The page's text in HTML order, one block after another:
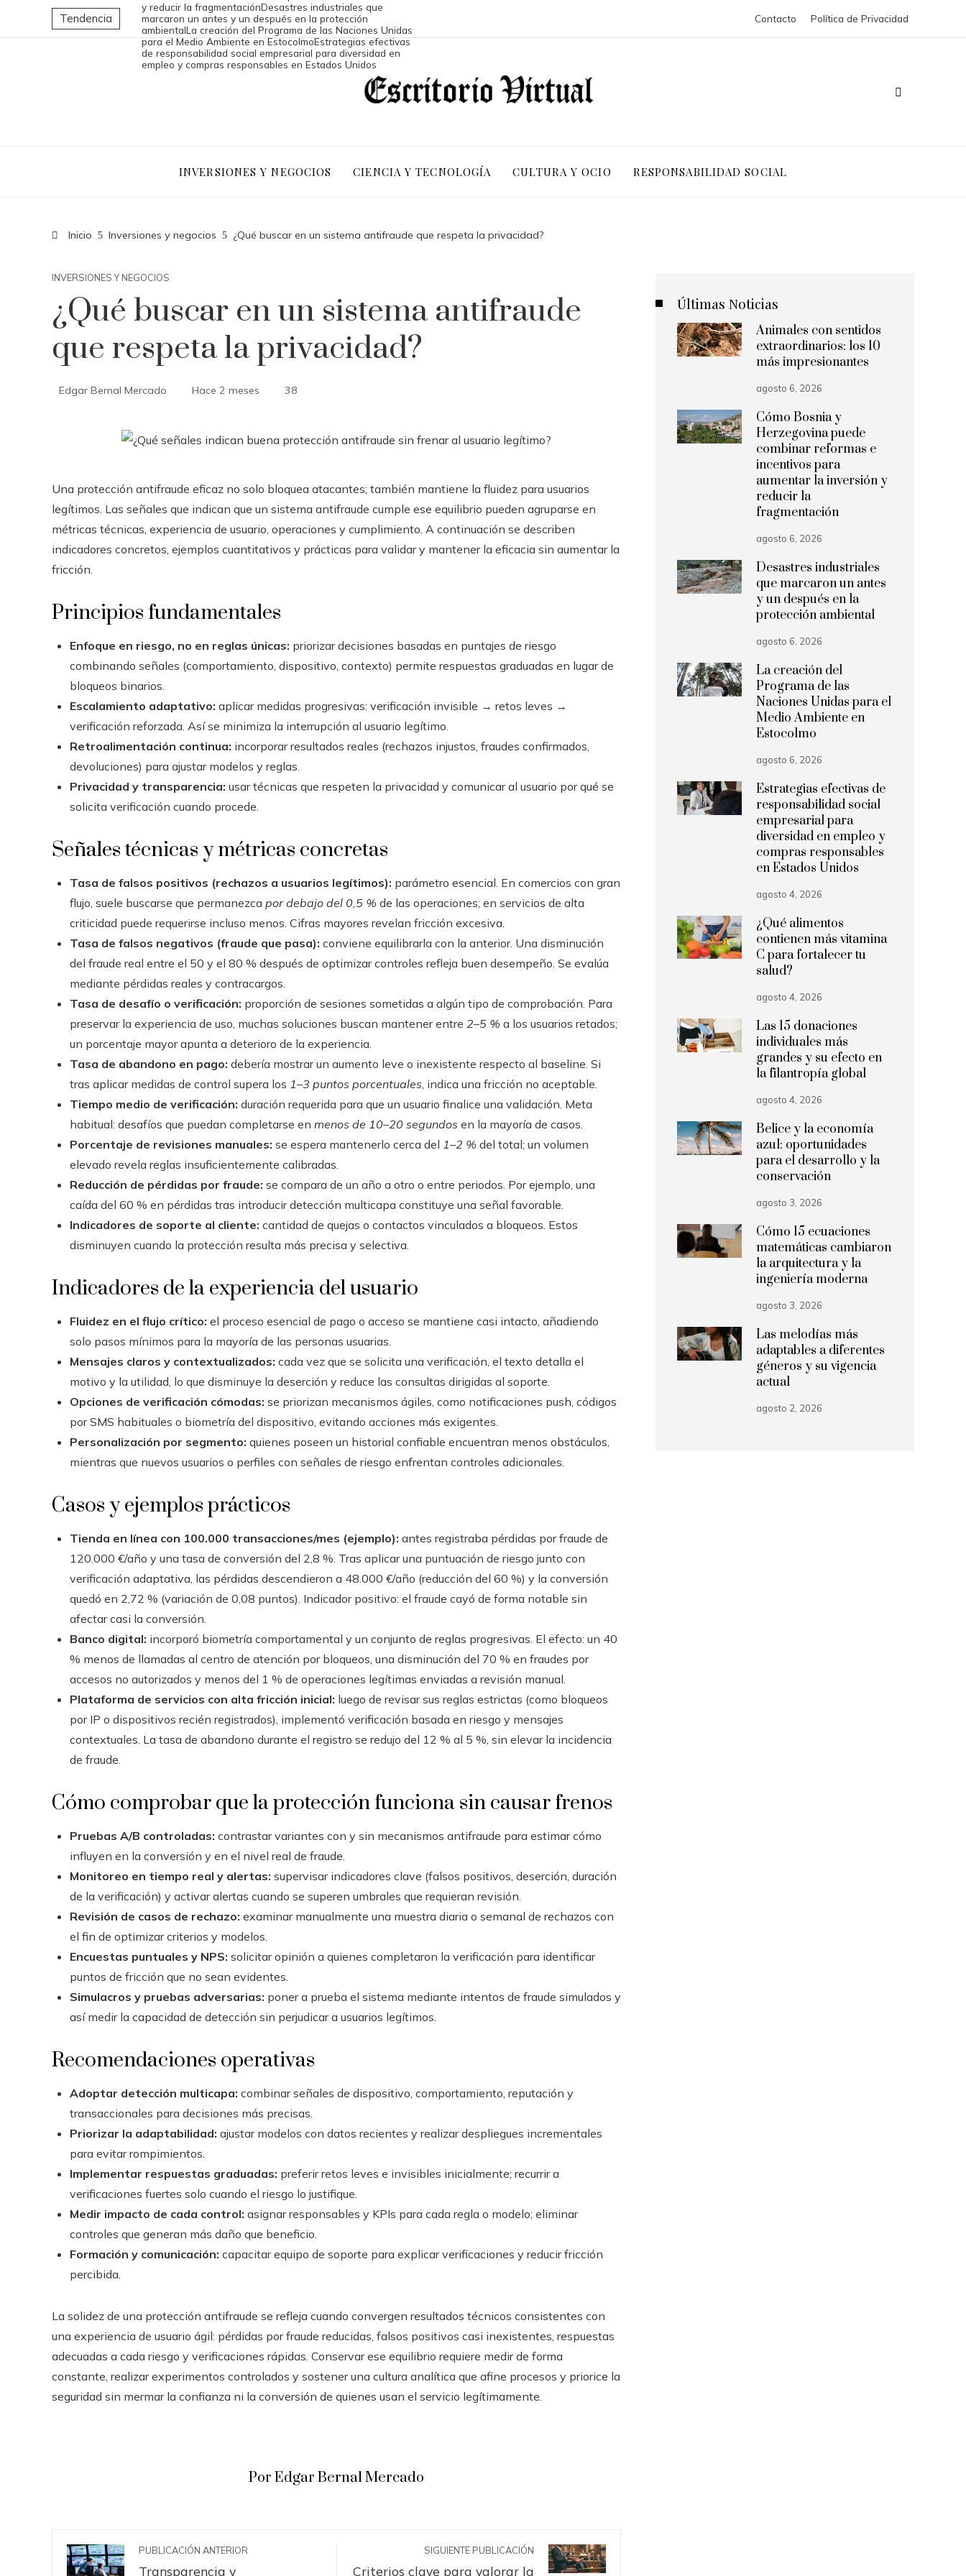
Tendencia
y reducir la fragmentaciónDesastres industriales que
marcaron un antes y un después en la protección
ambientalLa creación del Programa de las Naciones Unidas
para el Medio Ambiente en EstocolmoEstrategias efectivas
de responsabilidad social empresarial para diversidad en
empleo y compras responsables en Estados Unidos
Contacto Política de Privacidad
INVERSIONES Y NEGOCIOS CIENCIA Y TECNOLOGÍA CULTURA Y OCIO RESPONSABILIDAD SOCIAL
Inicio Inversiones y negocios ¿Qué buscar en un sistema antifraude que respeta la privacidad?
INVERSIONES Y NEGOCIOS
¿Qué buscar en un sistema antifraude
que respeta la privacidad?
Edgar Bernal Mercado Hace 2 meses 38
Una protección antifraude eficaz no solo bloquea atacantes; también mantiene la fluidez para usuarios
legítimos. Las señales que indican que un sistema antifraude cumple ese equilibrio pueden agruparse en
métricas técnicas, experiencia de usuario, operaciones y cumplimiento. A continuación se describen
indicadores concretos, ejemplos cuantitativos y prácticas para validar y mantener la eficacia sin aumentar la
fricción.
Principios fundamentales
Enfoque en riesgo, no en reglas únicas: priorizar decisiones basadas en puntajes de riesgo
combinando señales (comportamiento, dispositivo, contexto) permite respuestas graduadas en lugar de
bloqueos binarios.
Escalamiento adaptativo: aplicar medidas progresivas: verificación invisible → retos leves →
verificación reforzada. Así se minimiza la interrupción al usuario legítimo.
Retroalimentación continua: incorporar resultados reales (rechazos injustos, fraudes confirmados,
devoluciones) para ajustar modelos y reglas.
Privacidad y transparencia: usar técnicas que respeten la privacidad y comunicar al usuario por qué se
solicita verificación cuando procede.
Señales técnicas y métricas concretas
Tasa de falsos positivos (rechazos a usuarios legítimos): parámetro esencial. En comercios con gran
flujo, suele buscarse que permanezca por debajo del 0,5 % de las operaciones; en servicios de alta
criticidad puede requerirse incluso menos. Cifras mayores revelan fricción excesiva.
Tasa de falsos negativos (fraude que pasa): conviene equilibrarla con la anterior. Una disminución
del fraude real entre el 50 y el 80 % después de optimizar controles refleja buen desempeño. Se evalúa
mediante pérdidas reales y contracargos.
Tasa de desafío o verificación: proporción de sesiones sometidas a algún tipo de comprobación. Para
preservar la experiencia de uso, muchas soluciones buscan mantener entre 2–5 % a los usuarios retados;
un porcentaje mayor apunta a deterioro de la experiencia.
Tasa de abandono en pago: debería mostrar un aumento leve o inexistente respecto al baseline. Si
tras aplicar medidas de control supera los 1–3 puntos porcentuales, indica una fricción no aceptable.
Tiempo medio de verificación: duración requerida para que un usuario finalice una validación. Meta
habitual: desafíos que puedan completarse en menos de 10–20 segundos en la mayoría de casos.
Porcentaje de revisiones manuales: se espera mantenerlo cerca del 1–2 % del total; un volumen
elevado revela reglas insuficientemente calibradas.
Reducción de pérdidas por fraude: se compara de un año a otro o entre periodos. Por ejemplo, una
caída del 60 % en pérdidas tras introducir detección multicapa constituye una señal favorable.
Indicadores de soporte al cliente: cantidad de quejas o contactos vinculados a bloqueos. Estos
disminuyen cuando la protección resulta más precisa y selectiva.
Indicadores de la experiencia del usuario
Fluidez en el flujo crítico: el proceso esencial de pago o acceso se mantiene casi intacto, añadiendo
solo pasos mínimos para la mayoría de las personas usuarias.
Mensajes claros y contextualizados: cada vez que se solicita una verificación, el texto detalla el
motivo y la utilidad, lo que disminuye la deserción y reduce las consultas dirigidas al soporte.
Opciones de verificación cómodas: se priorizan mecanismos ágiles, como notificaciones push, códigos
por SMS habituales o biometría del dispositivo, evitando acciones más exigentes.
Personalización por segmento: quienes poseen un historial confiable encuentran menos obstáculos,
mientras que nuevos usuarios o perfiles con señales de riesgo enfrentan controles adicionales.
Casos y ejemplos prácticos
Tienda en línea con 100.000 transacciones/mes (ejemplo): antes registraba pérdidas por fraude de
120.000 €/año y una tasa de conversión del 2,8 %. Tras aplicar una puntuación de riesgo junto con
verificación adaptativa, las pérdidas descendieron a 48.000 €/año (reducción del 60 %) y la conversión
quedó en 2,72 % (variación de 0,08 puntos). Indicador positivo: el fraude cayó de forma notable sin
afectar casi la conversión.
Banco digital: incorporó biometría comportamental y un conjunto de reglas progresivas. El efecto: un 40
% menos de llamadas al centro de atención por bloqueos, una disminución del 70 % en fraudes por
accesos no autorizados y menos del 1 % de operaciones legítimas enviadas a revisión manual.
Plataforma de servicios con alta fricción inicial: luego de revisar sus reglas estrictas (como bloqueos
por IP o dispositivos recién registrados), implementó verificación basada en riesgo y mensajes
contextuales. La tasa de abandono durante el registro se redujo del 12 % al 5 %, sin elevar la incidencia
de fraude.
Cómo comprobar que la protección funciona sin causar frenos
Pruebas A/B controladas: contrastar variantes con y sin mecanismos antifraude para estimar cómo
influyen en la conversión y en el nivel real de fraude.
Monitoreo en tiempo real y alertas: supervisar indicadores clave (falsos positivos, deserción, duración
de la verificación) y activar alertas cuando se superen umbrales que requieran revisión.
Revisión de casos de rechazo: examinar manualmente una muestra diaria o semanal de rechazos con
el fin de optimizar criterios y modelos.
Encuestas puntuales y NPS: solicitar opinión a quienes completaron la verificación para identificar
puntos de fricción que no sean evidentes.
Simulacros y pruebas adversarias: poner a prueba el sistema mediante intentos de fraude simulados y
así medir la capacidad de detección sin perjudicar a usuarios legítimos.
Recomendaciones operativas
Adoptar detección multicapa: combinar señales de dispositivo, comportamiento, reputación y
transaccionales para decisiones más precisas.
Priorizar la adaptabilidad: ajustar modelos con datos recientes y realizar despliegues incrementales
para evitar rompimientos.
Implementar respuestas graduadas: preferir retos leves e invisibles inicialmente; recurrir a
verificaciones fuertes solo cuando el riesgo lo justifique.
Medir impacto de cada control: asignar responsables y KPIs para cada regla o modelo; eliminar
controles que generan más daño que beneficio.
Formación y comunicación: capacitar equipo de soporte para explicar verificaciones y reducir fricción
percibida.
La solidez de una protección antifraude se refleja cuando convergen resultados técnicos consistentes con
una experiencia de usuario ágil: pérdidas por fraude reducidas, falsos positivos casi inexistentes, respuestas
adecuadas a cada riesgo y verificaciones rápidas. Conservar ese equilibrio requiere medir de forma
constante, realizar experimentos controlados y sostener una cultura analítica que afine procesos y priorice la
seguridad sin mermar la confianza ni la conversión de quienes usan el servicio legítimamente.
Por Edgar Bernal Mercado
PUBLICACIÓN ANTERIOR
Transparencia y
SIGUIENTE PUBLICACIÓN
Criterios clave para valorar la
Últimas Noticias
Animales con sentidos
extraordinarios: los 10
más impresionantes
agosto 6, 2026
Cómo Bosnia y
Herzegovina puede
combinar reformas e
incentivos para
aumentar la inversión y
reducir la
fragmentación
agosto 6, 2026
Desastres industriales
que marcaron un antes
y un después en la
protección ambiental
agosto 6, 2026
La creación del
Programa de las
Naciones Unidas para el
Medio Ambiente en
Estocolmo
agosto 6, 2026
Estrategias efectivas de
responsabilidad social
empresarial para
diversidad en empleo y
compras responsables
en Estados Unidos
agosto 4, 2026
¿Qué alimentos
contienen más vitamina
C para fortalecer tu
salud?
agosto 4, 2026
Las 15 donaciones
individuales más
grandes y su efecto en
la filantropía global
agosto 4, 2026
Belice y la economía
azul: oportunidades
para el desarrollo y la
conservación
agosto 3, 2026
Cómo 15 ecuaciones
matemáticas cambiaron
la arquitectura y la
ingeniería moderna
agosto 3, 2026
Las melodías más
adaptables a diferentes
géneros y su vigencia
actual
agosto 2, 2026